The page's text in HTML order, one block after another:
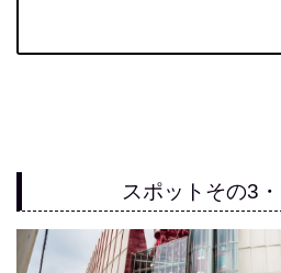
スポットその3